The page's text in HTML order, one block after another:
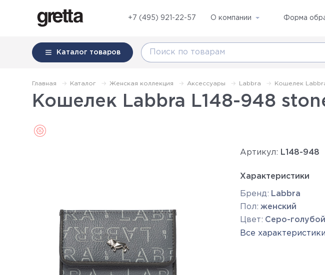
+7 (495) 921-22-57 О компании Форма
Каталог товаров
Главная Каталог Женская коллекция Аксессуары Labbra Кошелек
Кошелек Labbra L148-948
Артикул: L148-948
Характеристики
Бренд: Labbra
Пол: женский
Цвет: Серо-
Все характеристики